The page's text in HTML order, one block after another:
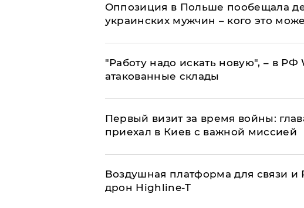
Оппозиция в Польше пообещала
украинских мужчин – кого это
"Работу надо искать новую", – в
атакованные склады
Первый визит за время войны:
приехал в Киев с важной миссией
Воздушная платформа для связи и
дрон Highline-T